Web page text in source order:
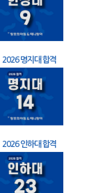
2026 명지대 합격
2026 인하대 합격